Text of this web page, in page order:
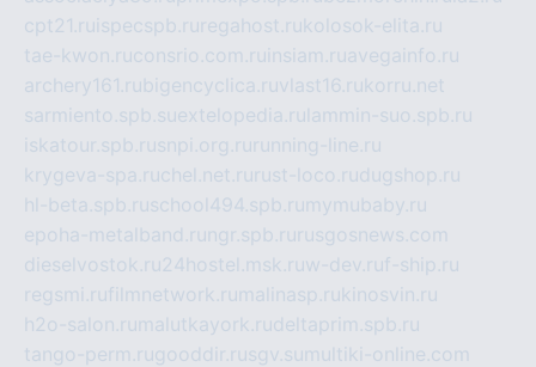
cpt21.ru ispecspb.ru regahost.rukolosok-elita.ru
tae-kwon.ruconsrio.com.ru insiam.ruavegainfo.ru
archery161.rubigencyclica.ruvlast16.rukorru.net
sarmiento.spb.suextelopedia.ru lammin-suo.spb.ru
iskatour.spb.rusnpi.org.ru running-line.ru
krygeva-spa.ruchel.net.ru rust-loco.rudugshop.ru
hl-beta.spb.ruschool494.spb.ru mymubaby.ru
epoha-metalband.ru ngr.spb.ru rusgosnews.com
dieselvostok.ru24hostel.msk.ruw-dev.ruf-ship.ru
regsmi.rufilmnetwork.ru malinasp.rukinosvin.ru
h2o-salon.ru malutkayork.rudeltaprim.spb.ru
tango-perm.rugooddir.rusgv.su multiki-online.com